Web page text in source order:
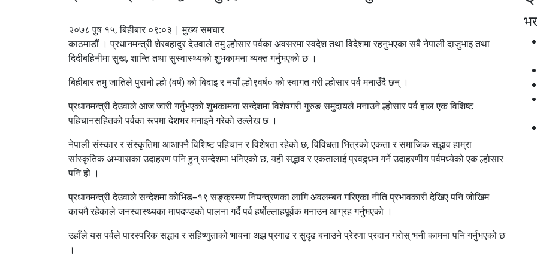
२०७८ पुष १५, बिहीबार ०९:०३ | मुख्य समचार
काठमाडौं । प्रधानमन्त्री शेरबहादुर देउवाले तमु ल्होसार पर्वका अवसरमा स्वदेश तथा विदेशमा रहनुभएका सबै नेपाली दाजुभाइ तथा
दिदीबहिनीमा सुख, शान्ति तथा सुस्वास्थ्यको शुभकामना व्यक्त गर्नुभएको छ ।
बिहीबार तमु जातिले पुरानो ल्हो (वर्ष) को बिदाइ र नयाँ ल्हो९वर्ष० को स्वागत गरी ल्होसार पर्व मनाउँदै छन् ।
प्रधानमन्त्री देउवाले आज जारी गर्नुभएको शुभकामना सन्देशमा विशेषगरी गुरुङ समुदायले मनाउने ल्होसार पर्व हाल एक विशिष्ट
पहिचानसहितको पर्वका रूपमा देशभर मनाइने गरेको उल्लेख छ ।
नेपाली संस्कार र संस्कृतिमा आआफ्नै विशिष्ट पहिचान र विशेषता रहेको छ, विविधता भित्रको एकता र समाजिक सद्भाव हाम्रा
सांस्कृतिक अभ्यासका उदाहरण पनि हुन् सन्देशमा भनिएको छ, यही सद्भाव र एकतालाई प्रवद्र्धन गर्ने उदाहरणीय पर्वमध्येको एक ल्होसार
पनि हो ।
प्रधानमन्त्री देउवाले सन्देशमा कोभिड–१९ सङ्क्रमण नियन्त्रणका लागि अवलम्बन गरिएका नीति प्रभावकारी देखिए पनि जोखिम
कायमै रहेकाले जनस्वास्थ्यका मापदण्डको पालना गर्दै पर्व हर्षोल्लाहपूर्वक मनाउन आग्रह गर्नुभएको ।
उहाँले यस पर्वले पारस्परिक सद्भाव र सहिष्णुताको भावना अझ प्रगाढ र सुदृढ बनाउने प्रेरणा प्रदान गरोस् भनी कामना पनि गर्नुभएको छ
।